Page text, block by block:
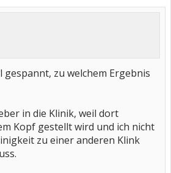
gespannt, zu welchem Ergebnis
in die Klinik, weil dort
Kopf gestellt wird und ich nicht
zu einer anderen Klink